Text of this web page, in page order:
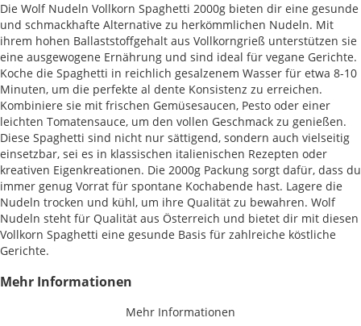
Die Wolf Nudeln Vollkorn Spaghetti 2000g bieten dir eine gesunde
und schmackhafte Alternative zu herkömmlichen Nudeln. Mit
ihrem hohen Ballaststoffgehalt aus Vollkorngrieß unterstützen sie
eine ausgewogene Ernährung und sind ideal für vegane Gerichte.
Koche die Spaghetti in reichlich gesalzenem Wasser für etwa 8-10
Minuten, um die perfekte al dente Konsistenz zu erreichen.
Kombiniere sie mit frischen Gemüsesaucen, Pesto oder einer
leichten Tomatensauce, um den vollen Geschmack zu genießen.
Diese Spaghetti sind nicht nur sättigend, sondern auch vielseitig
einsetzbar, sei es in klassischen italienischen Rezepten oder
kreativen Eigenkreationen. Die 2000g Packung sorgt dafür, dass du
immer genug Vorrat für spontane Kochabende hast. Lagere die
Nudeln trocken und kühl, um ihre Qualität zu bewahren. Wolf
Nudeln steht für Qualität aus Österreich und bietet dir mit diesen
Vollkorn Spaghetti eine gesunde Basis für zahlreiche köstliche
Gerichte.
Mehr Informationen
Mehr Informationen